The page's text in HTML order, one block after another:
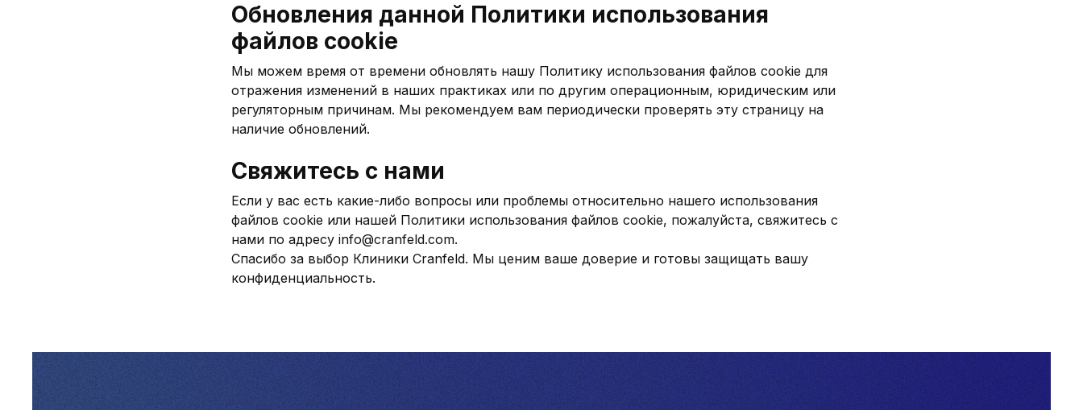
Обновления данной Политики использования
файлов cookie
Мы можем время от времени обновлять нашу Политику использования файлов cookie для
отражения изменений в наших практиках или по другим операционным, юридическим или
регуляторным причинам. Мы рекомендуем вам периодически проверять эту страницу на
наличие обновлений.
Свяжитесь с нами
Если у вас есть какие-либо вопросы или проблемы относительно нашего использования
файлов cookie или нашей Политики использования файлов cookie, пожалуйста, свяжитесь с
нами по адресу info@cranfeld.com.
Спасибо за выбор Клиники Cranfeld. Мы ценим ваше доверие и готовы защищать вашу
конфиденциальность.